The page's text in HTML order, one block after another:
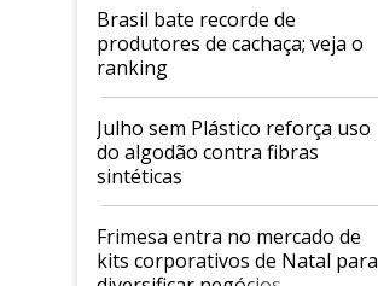
Brasil bate recorde de
produtores de cachaça; veja o
ranking
Julho sem Plástico reforça uso
do algodão contra fibras
sintéticas
Frimesa entra no mercado de
kits corporativos de Natal para